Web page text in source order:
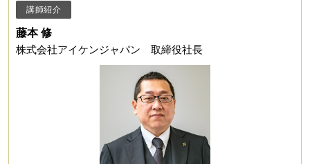
講師紹介
藤本 修
株式会社アイケンジャパン 取締役社長